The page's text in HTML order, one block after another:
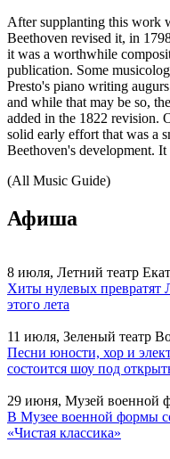
After supplanting this work
Beethoven revised it, in
it was a worthwhile
publication. Some
Presto's piano writing
and while that may be so,
added in the 1822 revision.
solid early effort that was a
Beethoven's development.
(All Music Guide)
Афиша
8 июля, Летний театр
Хиты нулевых превратят
этого лета
11 июля, Зеленый театр
Песни юности, хор и
состоится шоу под
29 июня, Музей военной
В Музее военной формы
«Чистая классика»